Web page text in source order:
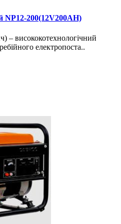
NP12-200(12V200AH)
– висококотехнологічний
електропоста..